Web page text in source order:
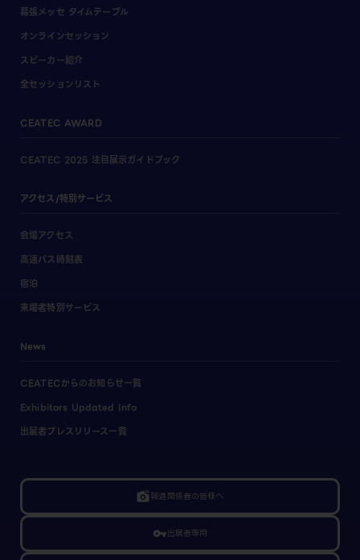
幕張メッセ タイムテーブル
オンラインセッション
スピーカー紹介
全セッションリスト
CEATEC AWARD
CEATEC 2025 注目展示ガイドブック
アクセス/特別サービス
会場アクセス
高速バス時刻表
宿泊
来場者特別サービス
News
CEATECからのお知らせ一覧
Exhibitors Updated Info
出展者プレスリリース一覧
linked_camera報道関係者の皆様へ
vpn_key出展者専用